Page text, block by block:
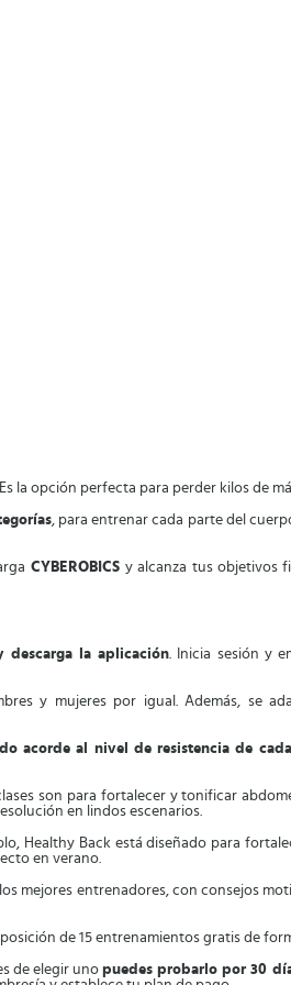
la opción perfecta para perder kilos de
, para entrenar cada parte del
CYBEROBICSy alcanza tus objetivos
descarga la aplicación. Inicia sesión y
y mujeres por igual. Además, se
acorde al nivel de resistencia de
son para fortalecer y tonificar
en lindos escenarios.
Healthy Back está diseñado para
en verano.
mejores entrenadores, con consejos
de 15 entrenamientos gratis de
de elegir unopuedes probarlo por 30